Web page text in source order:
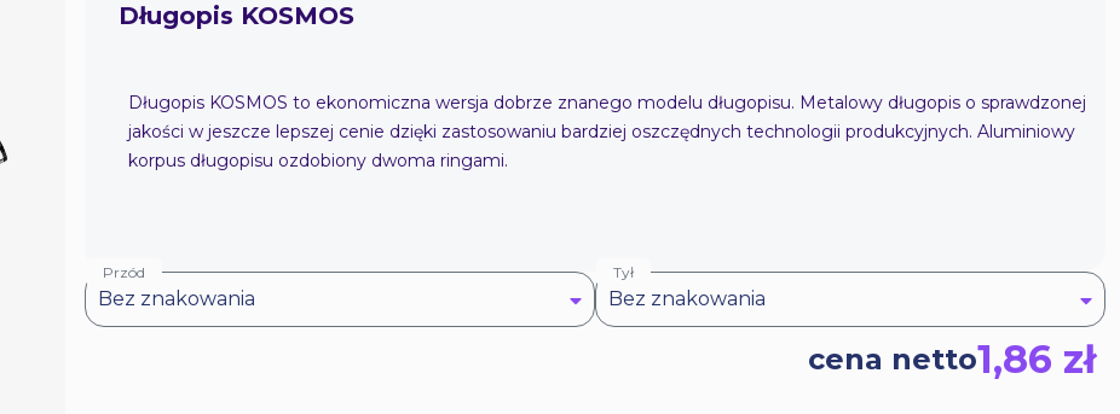
Długopis KOSMOS
Długopis KOSMOS to ekonomiczna wersja dobrze znanego modelu długopisu. Metalowy długopis o sprawdzonej
jakości w jeszcze lepszej cenie dzięki zastosowaniu bardziej oszczędnych technologii produkcyjnych. Aluminiowy
korpus długopisu ozdobiony dwoma ringami.
Przód
Bez znakowania
Tył
Bez znakowania
cena netto1,86 zł